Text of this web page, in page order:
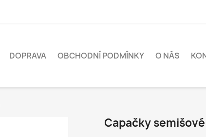
DOPRAVA OBCHODNÍ PODMÍNKY O NÁS
Capačky